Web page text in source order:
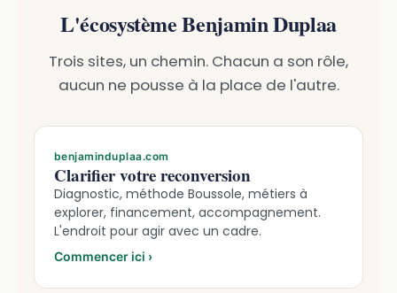
L'écosystème Benjamin Duplaa
Trois sites, un chemin. Chacun a son rôle,
aucun ne pousse à la place de l'autre.
benjaminduplaa.com
Clarifier votre reconversion
Diagnostic, méthode Boussole, métiers à
explorer, financement, accompagnement.
L'endroit pour agir avec un cadre.
Commencer ici ›